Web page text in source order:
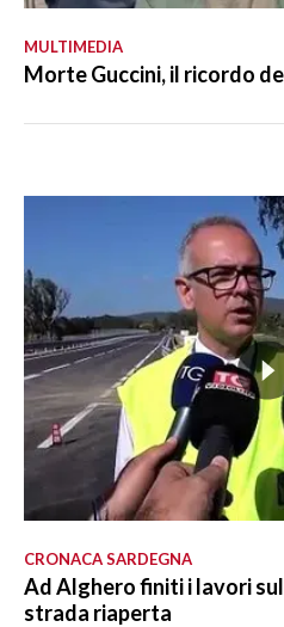
MULTIMEDIA
Morte Guccini, il ricordo
CRONACA SARDEGNA
Ad Alghero finiti i lavori
strada riaperta